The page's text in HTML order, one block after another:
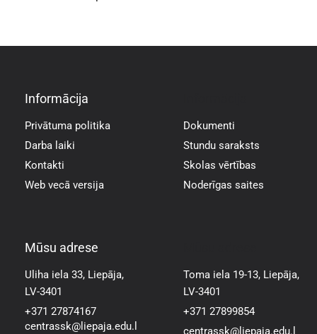
Informācija
Privātuma politika
Darba laiki
Kontakti
Web vecā versija
Dokumenti
Stundu saraksts
Skolas vērtības
Noderīgas saites
Mūsu adrese
Uliha iela 33, Liepāja,
LV-3401
+371 27874167
centrassk@liepaja.edu.l
Toma iela 19-13, Liepāja,
LV-3401
+371 27899854
centrassk@liepaja.edu.l